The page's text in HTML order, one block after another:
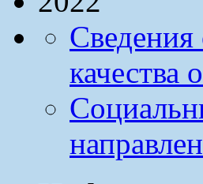
Сведения
качества